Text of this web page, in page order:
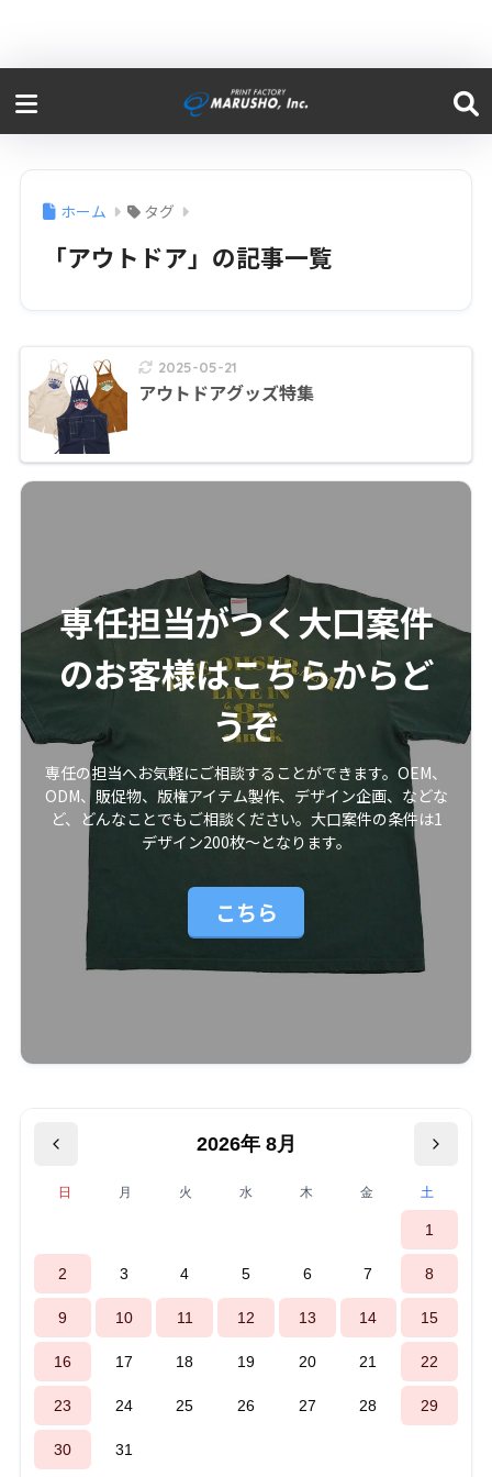
ホーム タグ
「アウトドア」の記事一覧
2025-05-21
アウトドアグッズ特集
専任担当がつく大口案件
のお客様はこちらからど
うぞ
専任の担当へお気軽にご相談することができます。OEM、
ODM、販促物、版権アイテム製作、デザイン企画、などな
ど、どんなことでもご相談ください。大口案件の条件は1
デザイン200枚〜となります。
こちら